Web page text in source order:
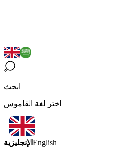
ابحث
اختر لغة القاموس
الإنجليزية English